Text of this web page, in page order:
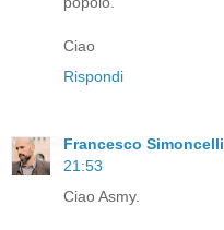
Ciao
Rispondi
Francesco Simoncelli
21:53
Ciao Asmy.